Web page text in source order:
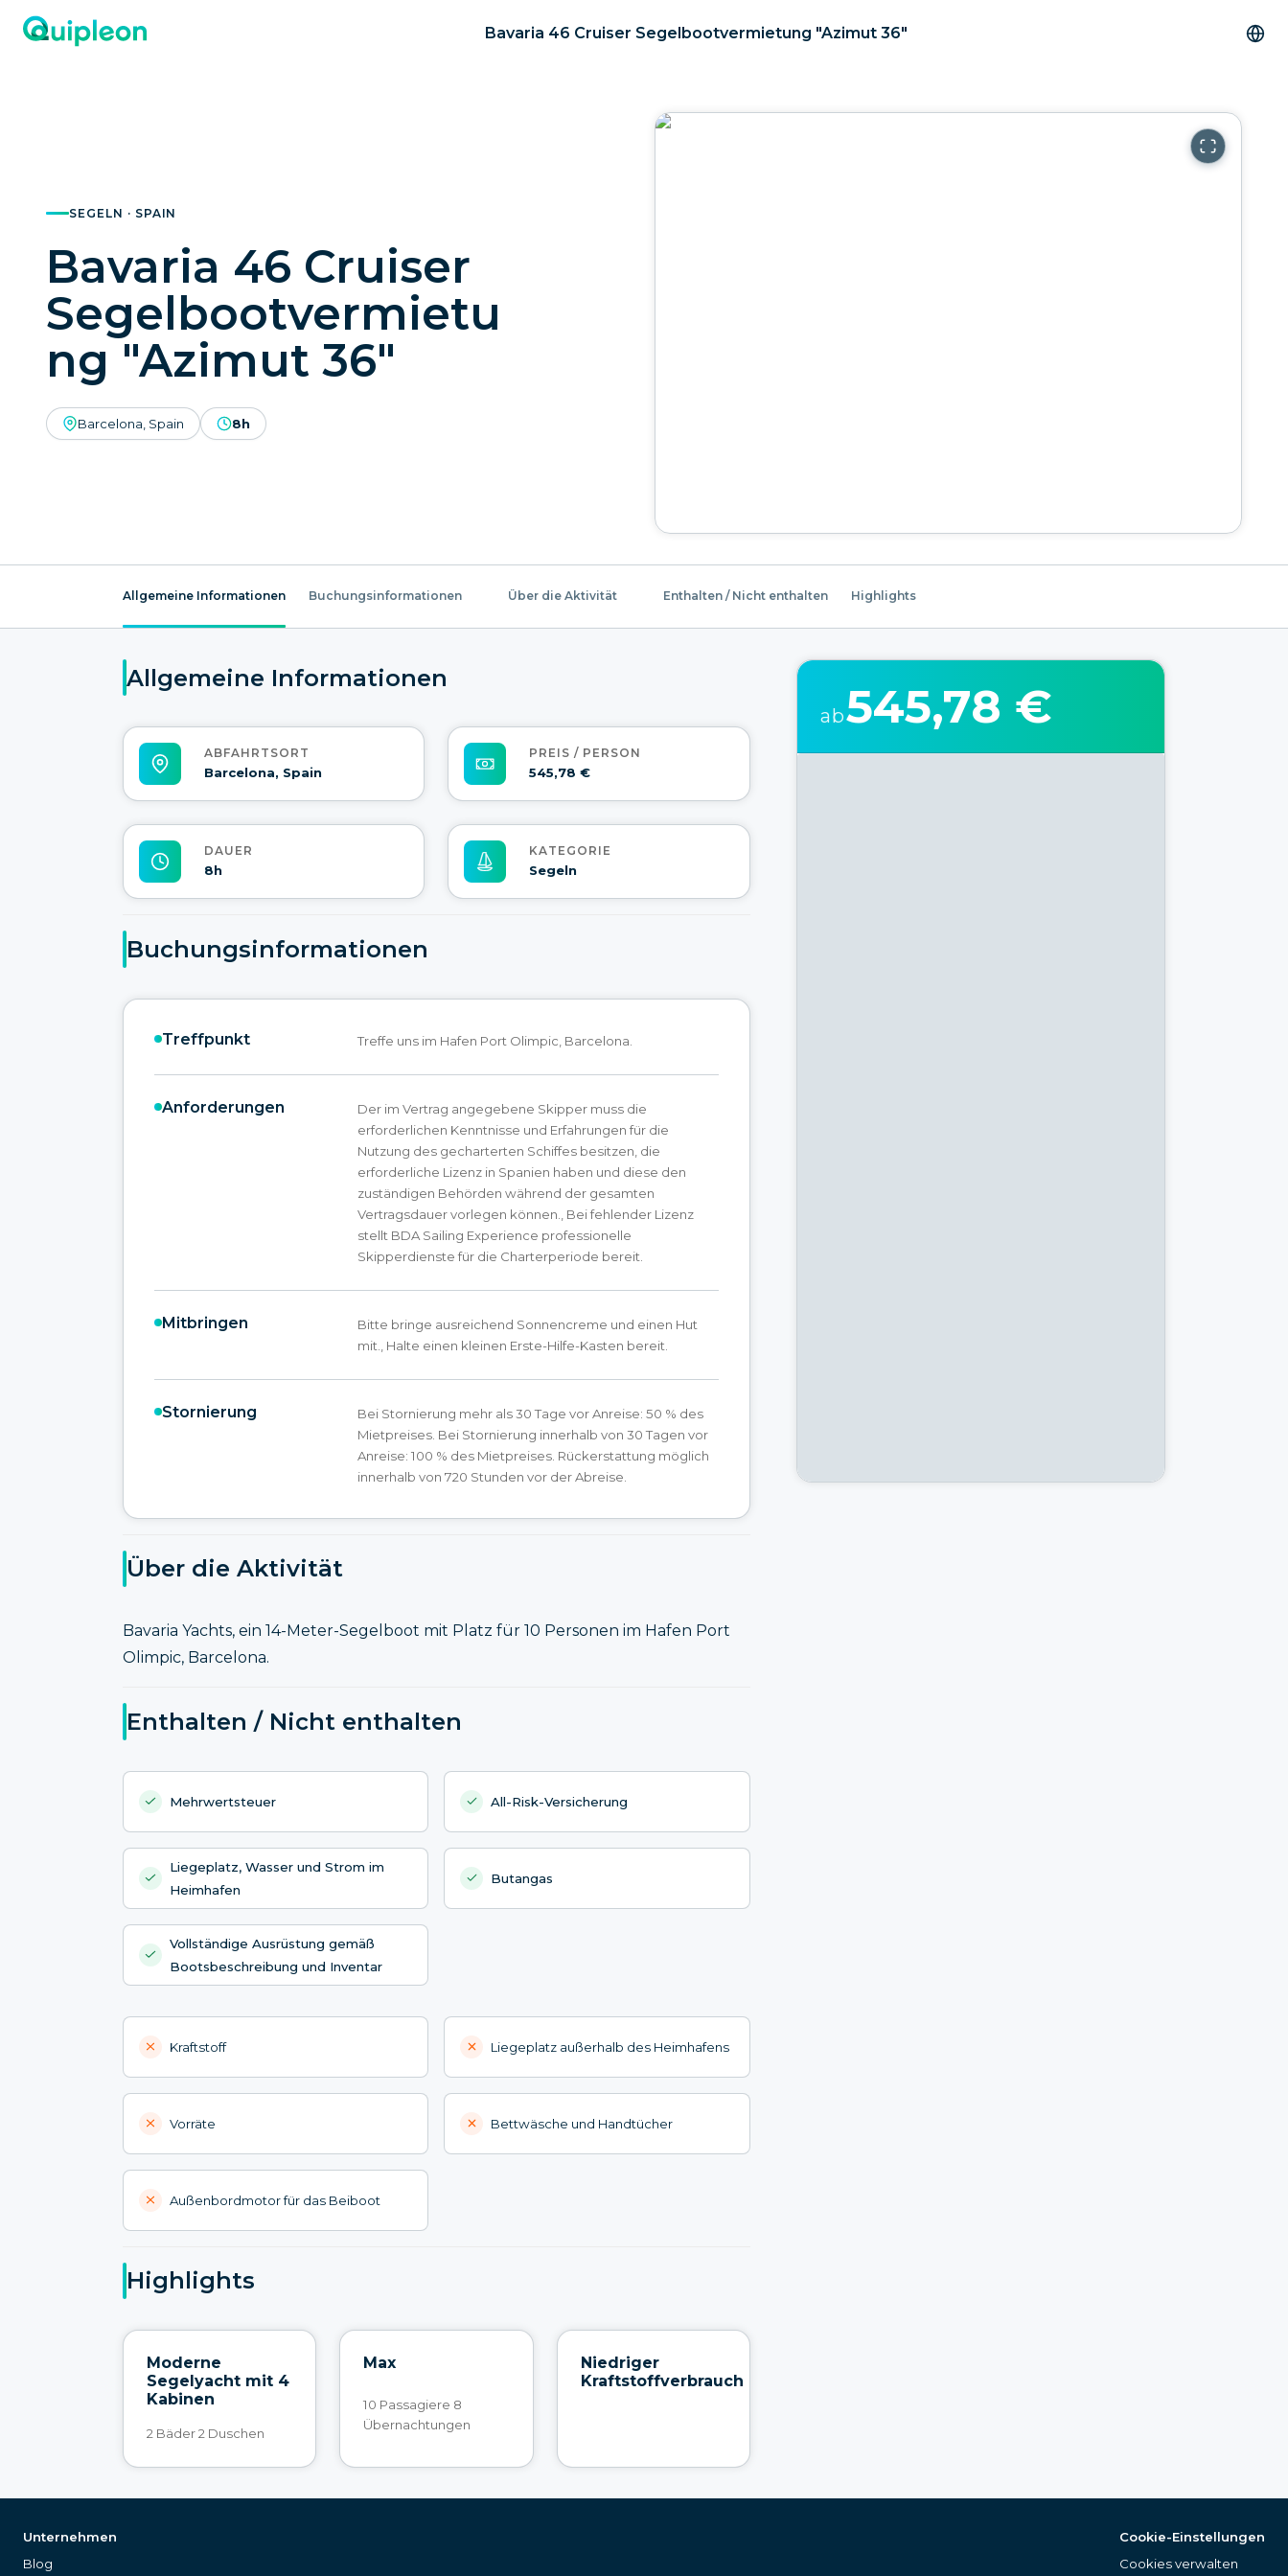
Bavaria 46 Cruiser Segelbootvermietung "Azimut 36"
SEGELN · SPAIN
Bavaria 46 Cruiser
Segelbootvermietu
ng "Azimut 36"
Barcelona, Spain 8h
Allgemeine Informationen Buchungsinformationen Über die Aktivität Enthalten / Nicht enthalten Highlights
Allgemeine Informationen
ABFAHRTSORT
Barcelona, Spain
PREIS / PERSON
545,78 €
DAUER
8h
KATEGORIE
Segeln
Buchungsinformationen
Treffpunkt Treffe uns im Hafen Port Olimpic, Barcelona.
Anforderungen
Der im Vertrag angegebene Skipper muss die
erforderlichen Kenntnisse und Erfahrungen für die
Nutzung des gecharterten Schiffes besitzen, die
erforderliche Lizenz in Spanien haben und diese den
zuständigen Behörden während der gesamten
Vertragsdauer vorlegen können., Bei fehlender Lizenz
stellt BDA Sailing Experience professionelle
Skipperdienste für die Charterperiode bereit.
Mitbringen
Bitte bringe ausreichend Sonnencreme und einen Hut
mit., Halte einen kleinen Erste-Hilfe-Kasten bereit.
Stornierung
Bei Stornierung mehr als 30 Tage vor Anreise: 50 % des
Mietpreises. Bei Stornierung innerhalb von 30 Tagen vor
Anreise: 100 % des Mietpreises. Rückerstattung möglich
innerhalb von 720 Stunden vor der Abreise.
Über die Aktivität
Bavaria Yachts, ein 14-Meter-Segelboot mit Platz für 10 Personen im Hafen Port
Olimpic, Barcelona.
Enthalten / Nicht enthalten
Mehrwertsteuer All-Risk-Versicherung
Liegeplatz, Wasser und Strom im
Heimhafen
Butangas
Vollständige Ausrüstung gemäß
Bootsbeschreibung und Inventar
Kraftstoff Liegeplatz außerhalb des Heimhafens
Vorräte Bettwäsche und Handtücher
Außenbordmotor für das Beiboot
Highlights
Moderne
Segelyacht mit 4
Kabinen
2 Bäder 2 Duschen
Max
10 Passagiere 8
Übernachtungen
Niedriger
Kraftstoffverbrauch
ab545,78 €
Unternehmen
Blog
Cookie-Einstellungen
Cookies verwalten